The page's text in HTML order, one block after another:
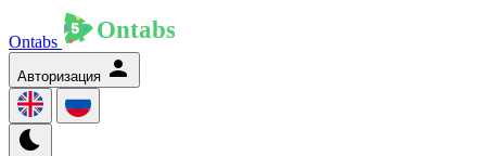
Ontabs
Авторизация